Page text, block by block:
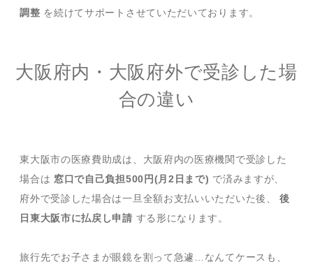
調整 を続けてサポートさせていただいております。
大阪府内・大阪府外で受診した場
合の違い
東大阪市の医療費助成は、大阪府内の医療機関で受診した
場合は 窓口で自己負担500円(月2日まで) で済みますが、
府外で受診した場合は一旦全額お支払いいただいた後、後
日東大阪市に払戻し申請 する形になります。
旅行先でお子さまが眼鏡を割って急遽…なんてケースも、